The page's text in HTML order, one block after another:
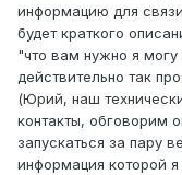
информацию для
будет краткого
"что вам нужно я
действительно так
(Юрий, наш
контакты, обговорим
запускаться за пару
информация которой